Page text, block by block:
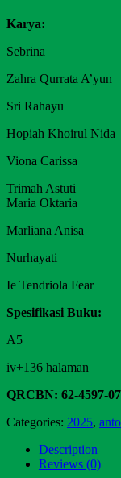
Karya:
Sebrina
Zahra Qurrata A’yun
Sri Rahayu
Hopiah Khoirul Nida
Viona Carissa
Trimah Astuti
Maria Oktaria
Marliana Anisa
Nurhayati
Ie Tendriola Fear
Spesifikasi Buku:
A5
iv+136 halaman
QRCBN: 62-4597-
Categories: 2025,
Description
Reviews (0)